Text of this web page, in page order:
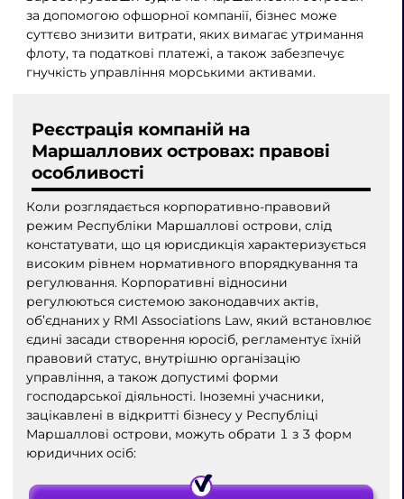
за допомогою офшорної компанії, бізнес може
суттєво знизити витрати, яких вимагає утримання
флоту, та податкові платежі, а також забезпечує
гнучкість управління морськими активами.
Реєстрація компаній на
Маршаллових островах: правові
особливості
Коли розглядається корпоративно-правовий
режим Республіки Маршаллові острови, слід
констатувати, що ця юрисдикція характеризується
високим рівнем нормативного впорядкування та
регулювання. Корпоративні відносини
регулюються системою законодавчих актів,
об’єднаних у RMI Associations Law, який встановлює
єдині засади створення юросіб, регламентує їхній
правовий статус, внутрішню організацію
управління, а також допустимі форми
господарської діяльності. Іноземні учасники,
зацікавлені в відкритті бізнесу у Республіці
Маршаллові острови, можуть обрати 1 з 3 форм
юридичних осіб: